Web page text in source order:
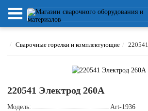
Сварочные горелки и комплектующие
220541 Электрод 260А
Модель:
Art-1936